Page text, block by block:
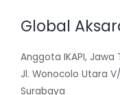
Global
Anggota IKAPI, Jawa
Jl. Wonocolo Utara
Surabaya